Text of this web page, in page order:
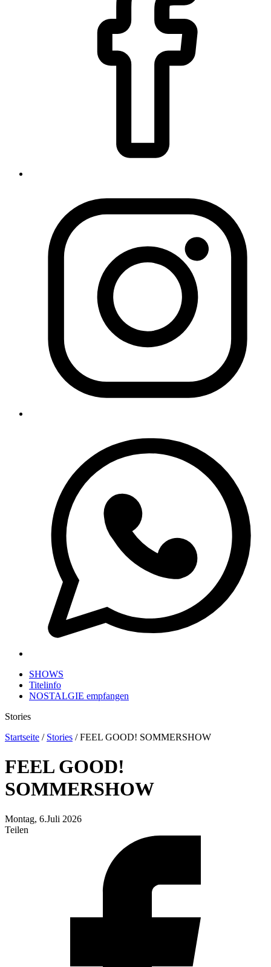
SHOWS
Titelinfo
NOSTALGIE empfangen
Stories
Startseite / Stories /FEEL GOOD! SOMMERSHOW
FEEL GOOD!
SOMMERSHOW
Montag, 6.Juli 2026
Teilen